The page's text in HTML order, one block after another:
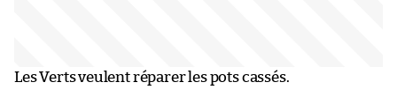
Les Verts veulent réparer les pots cassés.